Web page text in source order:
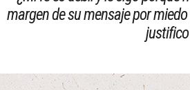
margen de su mensaje por